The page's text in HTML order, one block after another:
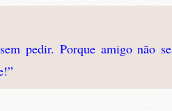
pedir. Porque amigo não se